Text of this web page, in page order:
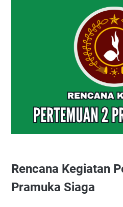
Rencana Kegiatan
Pramuka Siaga